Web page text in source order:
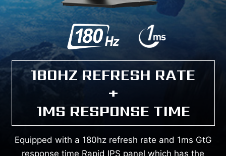
180HZ REFRESH RATE
+
1MS RESPONSE TIME
Equipped with a 180hz refresh rate and 1ms GtG
response time Rapid IPS panel which has the